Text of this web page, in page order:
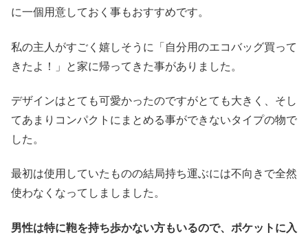
に一個用意しておく事もおすすめです。
私の主人がすごく嬉しそうに「自分用のエコバッグ買って
きたよ！」と家に帰ってきた事がありました。
デザインはとても可愛かったのですがとても大きく、そし
てあまりコンパクトにまとめる事ができないタイプの物で
した。
最初は使用していたものの結局持ち運ぶには不向きで全然
使わなくなってしましました。
男性は特に鞄を持ち歩かない方もいるので、ポケットに入